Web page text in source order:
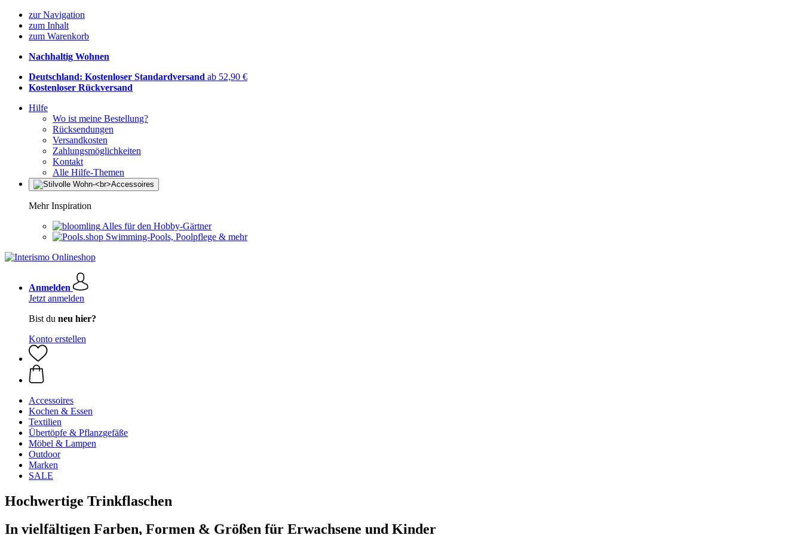
zur Navigation
zum Inhalt
zum Warenkorb
Nachhaltig Wohnen
Deutschland: Kostenloser Standardversand ab 52,90 €
Kostenloser Rückversand
Hilfe
Wo ist meine Bestellung?
Rücksendungen
Versandkosten
Zahlungsmöglichkeiten
Kontakt
Alle Hilfe-Themen
Mehr Inspiration
Alles für den Hobby-Gärtner
Swimming-Pools, Poolpflege & mehr
Anmelden
Jetzt anmelden
Bist du neu hier?
Konto erstellen
Accessoires
Kochen & Essen
Textilien
Übertöpfe & Pflanzgefäße
Möbel & Lampen
Outdoor
Marken
SALE
Hochwertige Trinkflaschen
In vielfältigen Farben, Formen & Größen für Erwachsene und Kinder